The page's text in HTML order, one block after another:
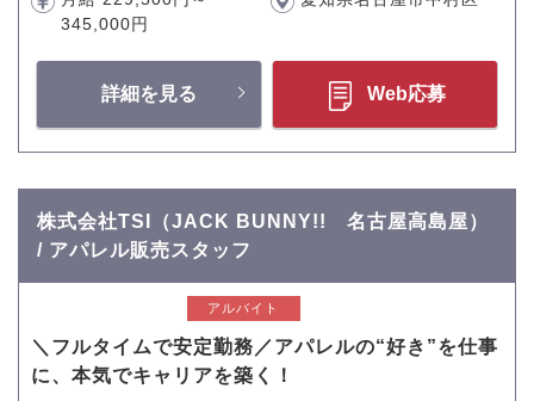
345,000円
詳細を見る Web応募
株式会社TSI（JACK BUNNY!! 名古屋高島屋）
/ アパレル販売スタッフ
アルバイト
＼フルタイムで安定勤務／アパレルの“好き”を仕事
に、本気でキャリアを築く！